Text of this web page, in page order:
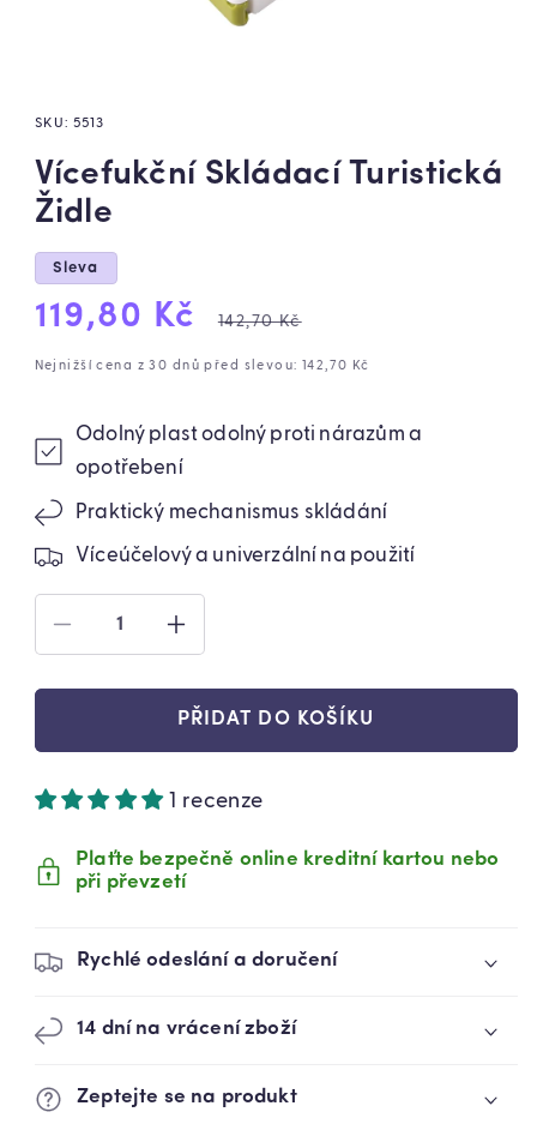
SKU:5513
Vícefukční Skládací Turistická
Židle
Sleva
Výprodejová
cena
119,80 Kč
Běžná
cena
142,70 Kč
Nejnižší cena z 30 dnů před slevou: 142,70 Kč
Odolný plast odolný proti nárazům a
opotřebení
Praktický mechanismus skládání
Víceúčelový a univerzální na použití
SNÍŽIT
MNOŽSTVÍ
PRODUKTU
VÍCEFUKČNÍ
TURISTICKÁ
(5513)
ZVÝŠIT
MNOŽSTVÍ
PRODUKTU
VÍCEFUKČNÍ
SKLÁDACÍ
TURISTICKÁ
(5513)
PŘIDAT DO KOŠÍKU
1 recenze
Plaťte bezpečně online kreditní kartou nebo
při převzetí
Rychlé odeslání a doručení
14 dní na vrácení zboží
Zeptejte se na produkt